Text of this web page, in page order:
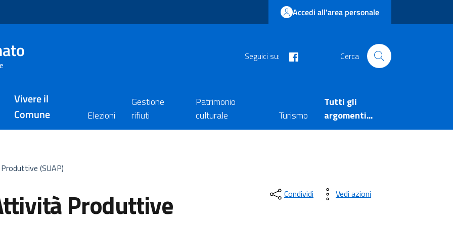
Accedi all'area personale
Seguici su: Cerca
Vivere il
Comune
Elezioni
Gestione
rifiuti
Patrimonio
culturale
Turismo
Tutti gli
argomenti...
(SUAP)
Produttive
Condividi Vedi azioni